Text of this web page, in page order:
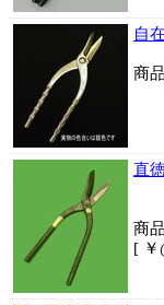
自
商品
直
商品
[ ￥